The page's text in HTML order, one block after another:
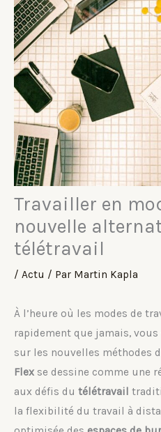
Travailler en
nouvelle
télétravail
/ Actu / Par Martin Kapla
À l’heure où les modes de
rapidement que jamais,
sur les nouvelles méthodes
Flex se dessine comme une
aux défis du télétravail
la flexibilité du travail à